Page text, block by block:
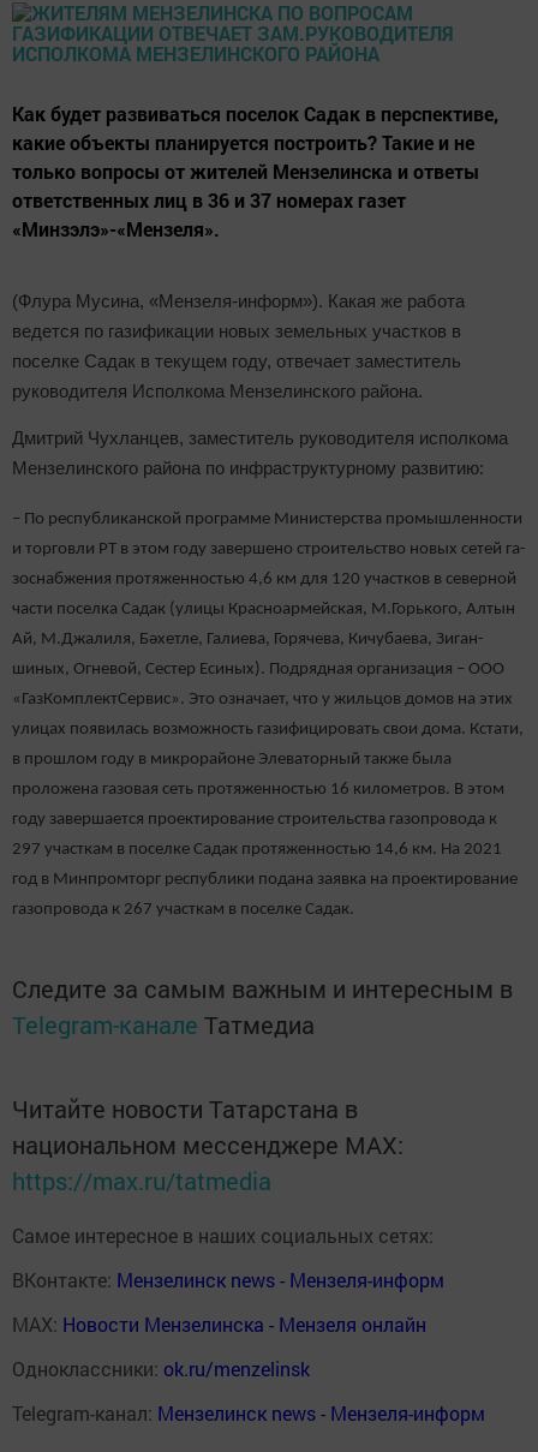
Как будет развиваться поселок Садак в перспективе,
какие объекты планируется построить? Такие и не
только вопросы от жителей Мензелинска и ответы
ответственных лиц в 36 и 37 номерах газет
«Минзэлэ»-«Мензеля».
(Флура Мусина, «Мензеля-информ»). Какая же работа
ведется по га­зификации новых земельных участков в
поселке Садак в те­кущем году, отвечает заме­ститель
руководителя Ис­полкома Мензелинского района.
Дмитрий Чухланцев, заме­ститель руководителя ис­полкома
Мензелинского района по инфраструктурному развитию:
– По республиканской про­грамме Министерства про­мышленности
и торговли РТ в этом году завершено стро­ительство новых сетей га­
зоснабжения протяженно­стью 4,6 км для 120 участков в северной
части поселка Садак (улицы Красноармей­ская, М.Горького, Алтын
Ай, М.Джалиля, Бәхетле, Галиева, Горячева, Кичубаева, Зиган­
шиных, Огневой, Сестер Еси­ных). Подрядная организация – ООО
«ГазКомплектСервис». Это означает, что у жильцов домов на этих
улицах появи­лась возможность газифици­ровать свои дома. Кстати,
в прошлом году в микрорайо­не Элеваторный также была
проложена газовая сеть про­тяженностью 16 километров. В этом
году завершается про­ектирование строительства га­зопровода к
297 участкам в по­селке Садак протяженностью 14,6 км. На 2021
год в Мин­промторг республики подана заявка на проектирование
га­зопровода к 267 участкам в по­селке Садак.
Следите за самым важным и интересным в
Telegram-канале Татмедиа
Читайте новости Татарстана в
национальном мессенджере MАХ:
https://max.ru/tatmedia
Самое интересное в наших социальных сетях:
ВКонтакте: Мензелинск news - Мензеля-информ
MAX: Новости Мензелинска - Мензеля онлайн
Одноклассники: ok.ru/menzelinsk
Telegram-канал: Мензелинск news - Мензеля-информ